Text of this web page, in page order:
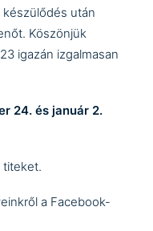
után
Köszönjük
igazán izgalmasan
24. és január 2.
titeket.
a Facebook-